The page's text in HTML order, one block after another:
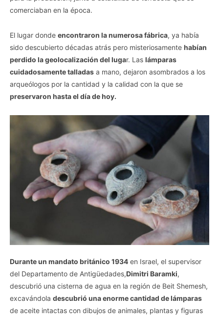
comerciaban en la época.
El lugar donde encontraron la numerosa fábrica, ya había
sido descubierto décadas atrás pero misteriosamente habían
perdido la geolocalización del lugar. Las lámparas
cuidadosamente talladas a mano, dejaron asombrados a los
arqueólogos por la cantidad y la calidad con la que se
preservaron hasta el día de hoy.
Durante un mandato británico 1934 en Israel, el supervisor
del Departamento de Antigüedades,Dimitri Baramki,
descubrió una cisterna de agua en la región de Beit Shemesh,
excavándola descubrió una enorme cantidad de lámparas
de aceite intactas con dibujos de animales, plantas y figuras